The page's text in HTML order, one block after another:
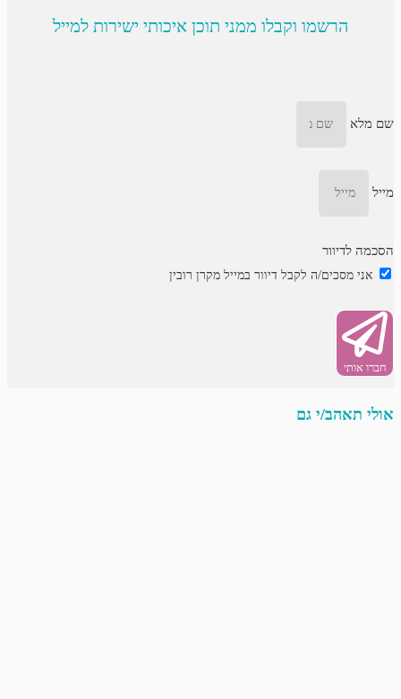
הרשמו וקבלו ממני תוכן איכותי ישירות למייל
שם מלא
מייל
הסכמה לדיוור
אני מסכים/ה לקבל דיוור במייל מקרן רובין
חברו אותי
אולי תאהב/י גם